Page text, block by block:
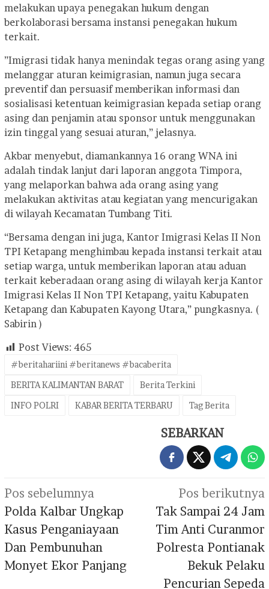
melakukan upaya penegakan hukum dengan
berkolaborasi bersama instansi penegakan hukum
terkait.
”Imigrasi tidak hanya menindak tegas orang asing yang
melanggar aturan keimigrasian, namun juga secara
preventif dan persuasif memberikan informasi dan
sosialisasi ketentuan keimigrasian kepada setiap orang
asing dan penjamin atau sponsor untuk menggunakan
izin tinggal yang sesuai aturan,” jelasnya.
Akbar menyebut, diamankannya 16 orang WNA ini
adalah tindak lanjut dari laporan anggota Timpora,
yang melaporkan bahwa ada orang asing yang
melakukan aktivitas atau kegiatan yang mencurigakan
di wilayah Kecamatan Tumbang Titi.
“Bersama dengan ini juga, Kantor Imigrasi Kelas II Non
TPI Ketapang menghimbau kepada instansi terkait atau
setiap warga, untuk memberikan laporan atau aduan
terkait keberadaan orang asing di wilayah kerja Kantor
Imigrasi Kelas II Non TPI Ketapang, yaitu Kabupaten
Ketapang dan Kabupaten Kayong Utara,” pungkasnya. (
Sabirin )
Post Views: 465
#beritahariini #beritanews #bacaberita
BERITA KALIMANTAN BARAT
Berita Terkini
INFO POLRI
KABAR BERITA TERBARU Tag Berita
SEBARKAN
Navigasi
pos
Pos sebelumnya
Polda Kalbar Ungkap
Kasus Penganiayaan
Dan Pembunuhan
Monyet Ekor Panjang
Pos berikutnya
Tak Sampai 24 Jam
Tim Anti Curanmor
Polresta Pontianak
Bekuk Pelaku
Pencurian Sepeda